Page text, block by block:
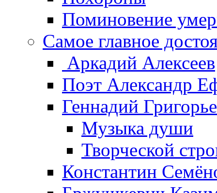
Поминовение
Самое главное
Аркадий Алексеев
Поэт Александр
Геннадий
Музыка души
Творческой
Константин